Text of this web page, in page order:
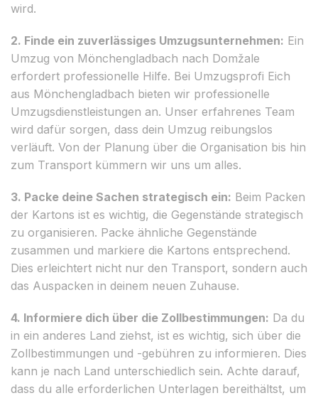
wird.
2. Finde ein zuverlässiges Umzugsunternehmen: Ein
Umzug von Mönchengladbach nach Domžale
erfordert professionelle Hilfe. Bei Umzugsprofi Eich
aus Mönchengladbach bieten wir professionelle
Umzugsdienstleistungen an. Unser erfahrenes Team
wird dafür sorgen, dass dein Umzug reibungslos
verläuft. Von der Planung über die Organisation bis hin
zum Transport kümmern wir uns um alles.
3. Packe deine Sachen strategisch ein: Beim Packen
der Kartons ist es wichtig, die Gegenstände strategisch
zu organisieren. Packe ähnliche Gegenstände
zusammen und markiere die Kartons entsprechend.
Dies erleichtert nicht nur den Transport, sondern auch
das Auspacken in deinem neuen Zuhause.
4. Informiere dich über die Zollbestimmungen: Da du
in ein anderes Land ziehst, ist es wichtig, sich über die
Zollbestimmungen und -gebühren zu informieren. Dies
kann je nach Land unterschiedlich sein. Achte darauf,
dass du alle erforderlichen Unterlagen bereithältst, um